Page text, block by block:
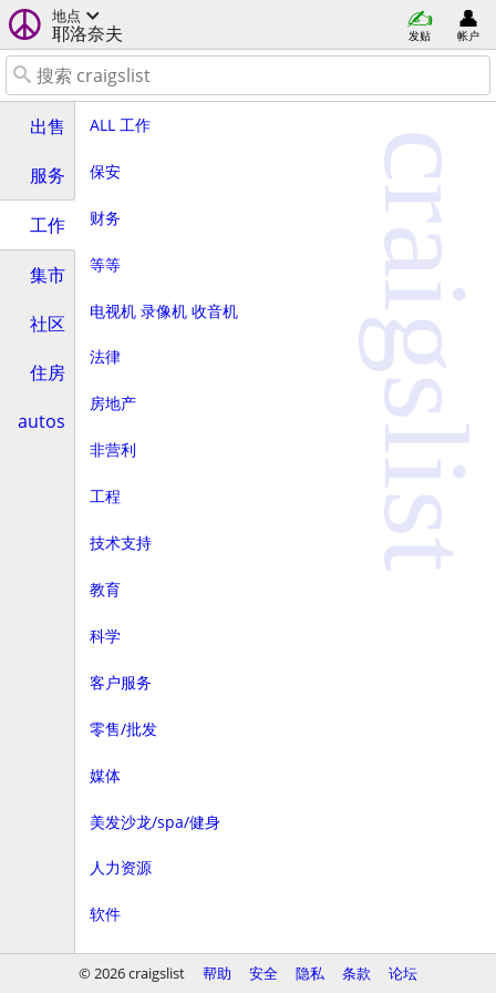
地点
耶洛奈夫 发贴 帐户
出售
服务
工作
集市
社区
住房
autos
ALL 工作
保安
财务
等等
电视机 录像机 收音机
法律
房地产
非营利
工程
技术支持
教育
科学
客户服务
零售/批发
媒体
美发沙龙/spa/健身
人力资源
软件
商务
craigslist
© 2026 craigslist 帮助 安全 隐私 条款 论坛